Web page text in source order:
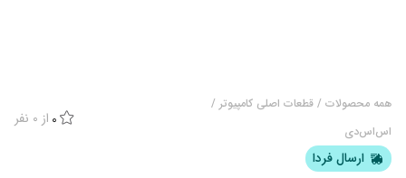
همه محصولات / قطعات اصلی کامپیوتر /
اس‌اس‌دی
0 از 0 نفر
ارسال فردا